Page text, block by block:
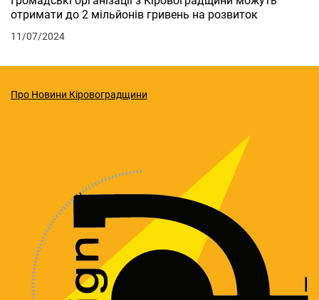
отримати до 2 мільйонів гривень на розвиток
11/07/2024
Про Новини Кіровоградщини